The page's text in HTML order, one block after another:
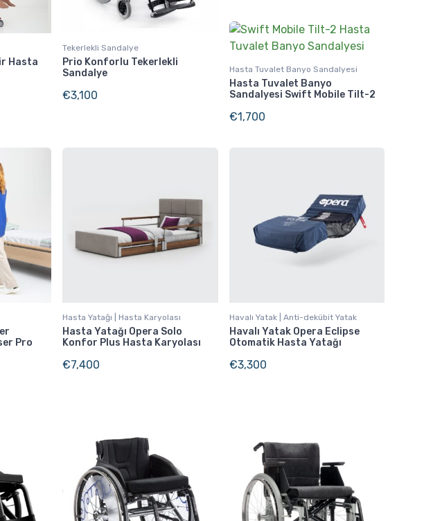
Hasta
Tekerlekli Sandalye
Prio Konforlu Tekerlekli
Sandalye
€3,100
Hasta Tuvalet Banyo Sandalyesi
Hasta Tuvalet Banyo
Sandalyesi Swift Mobile Tilt-2
€1,700
Pro
Hasta Yatağı | Hasta Karyolası
Hasta Yatağı Opera Solo
Konfor Plus Hasta Karyolası
€7,400
Havalı Yatak | Anti-dekübit Yatak
Havalı Yatak Opera Eclipse
Otomatik Hasta Yatağı
€3,300